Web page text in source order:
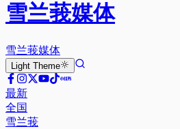
雪兰莪媒体
雪兰莪媒体
Light Theme
最新
全国
雪兰莪